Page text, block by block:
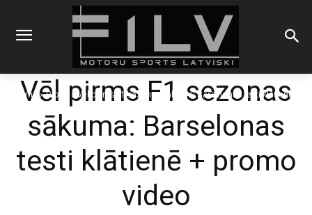
Sākums Blogs
Vēl pirms F1 sezonas sākuma: Barselonas testi klātienē +
Vēl pirms F1 sezonas
sākuma: Barselonas
testi klātienē + promo
video